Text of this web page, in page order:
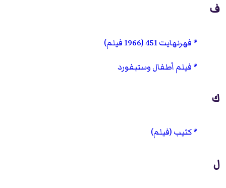
ف
فهرنهايت 451 (1966 فيلم)
فيلم أطفال وستبفورد
ك
كثيب (فيلم)
ل